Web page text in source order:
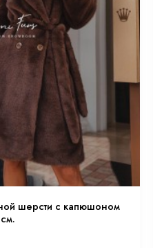
шерсти с капюшоном